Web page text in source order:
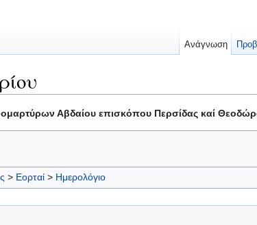
Αβδαίου επισκόπου Περσίδας καί
> Εορταί > Ημερολόγιο
Ανάγνωση